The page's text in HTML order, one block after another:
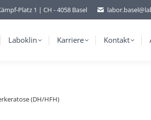
Platz 1 | CH - 4058 Basel
Laboklin Karriere Kontakt
(DH/HFH)